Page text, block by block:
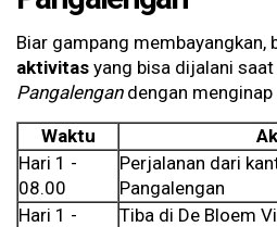
Biar gampang membayangkan,
aktivitas yang bisa dijalani
Pangalengandengan menginap
Waktu
Hari 1 -
08.00
Perjalanan dari
Pangalengan
Hari 1 -
Tiba di De Bloem